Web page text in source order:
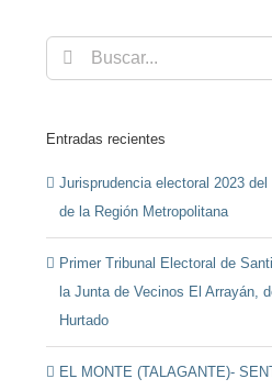
Buscar:
Entradas recientes
Jurisprudencia electoral 2023
de la Región Metropolitana
Primer Tribunal Electoral de
la Junta de Vecinos El Arrayán,
Hurtado
EL MONTE (TALAGANTE)-